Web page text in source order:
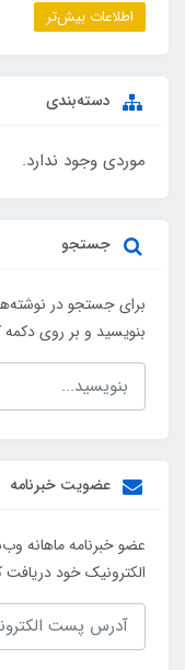
اطلاعات بیش‌تر
دسته‌بندی
موردی وجود ندارد.
جستجو
برای جستجو در
بنویسید و بر روی دکمه
عضویت خبرنامه
عضو خبرنامه ماهانه
الکترونیک خود دریافت